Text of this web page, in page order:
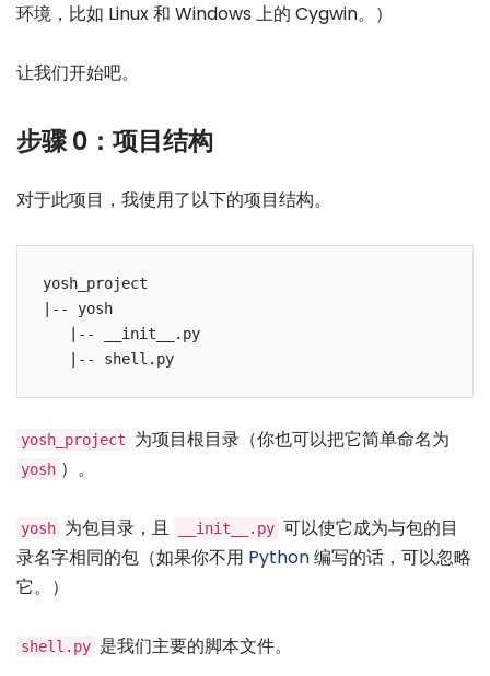
环境，比如 Linux 和 Windows 上的 Cygwin。）
让我们开始吧。
步骤 0：项目结构
对于此项目，我使用了以下的项目结构。
yosh_project
|-- yosh
   |-- __init__.py
yosh_project 为项目根目录（你也可以把它简单命名为
yosh ）。
yosh 为包目录，且 __init__.py 可以使它成为与包的目
录名字相同的包（如果你不用 Python编写的话，可以忽略
它。）
shell.py 是我们主要的脚本文件。